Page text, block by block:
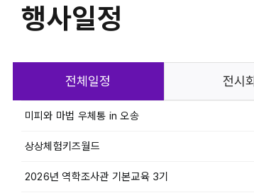
행사일정
전체일정 전시회
미피와 마법 우체통 in 오송
상상체험키즈월드
2026년 역학조사관 기본교육 3기